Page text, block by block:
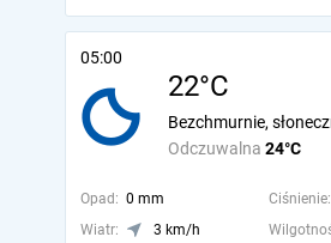
05:00
22°C
Odczuwalna 24°C
Bezchmurnie,
Opad: 0 mm Ciśnienie:
Wiatr:
3 km/h